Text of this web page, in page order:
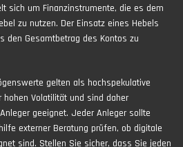
sich um Finanzinstrumente, die es dem
zu nutzen. Der Einsatz eines Hebels
den Gesamtbetrag des Kontos zu
gelten als hochspekulative
Volatilität und sind daher
geeignet. Jeder Anleger sollte
externer Beratung prüfen, ob digitale
sind. Stellen Sie sicher, dass Sie jeden